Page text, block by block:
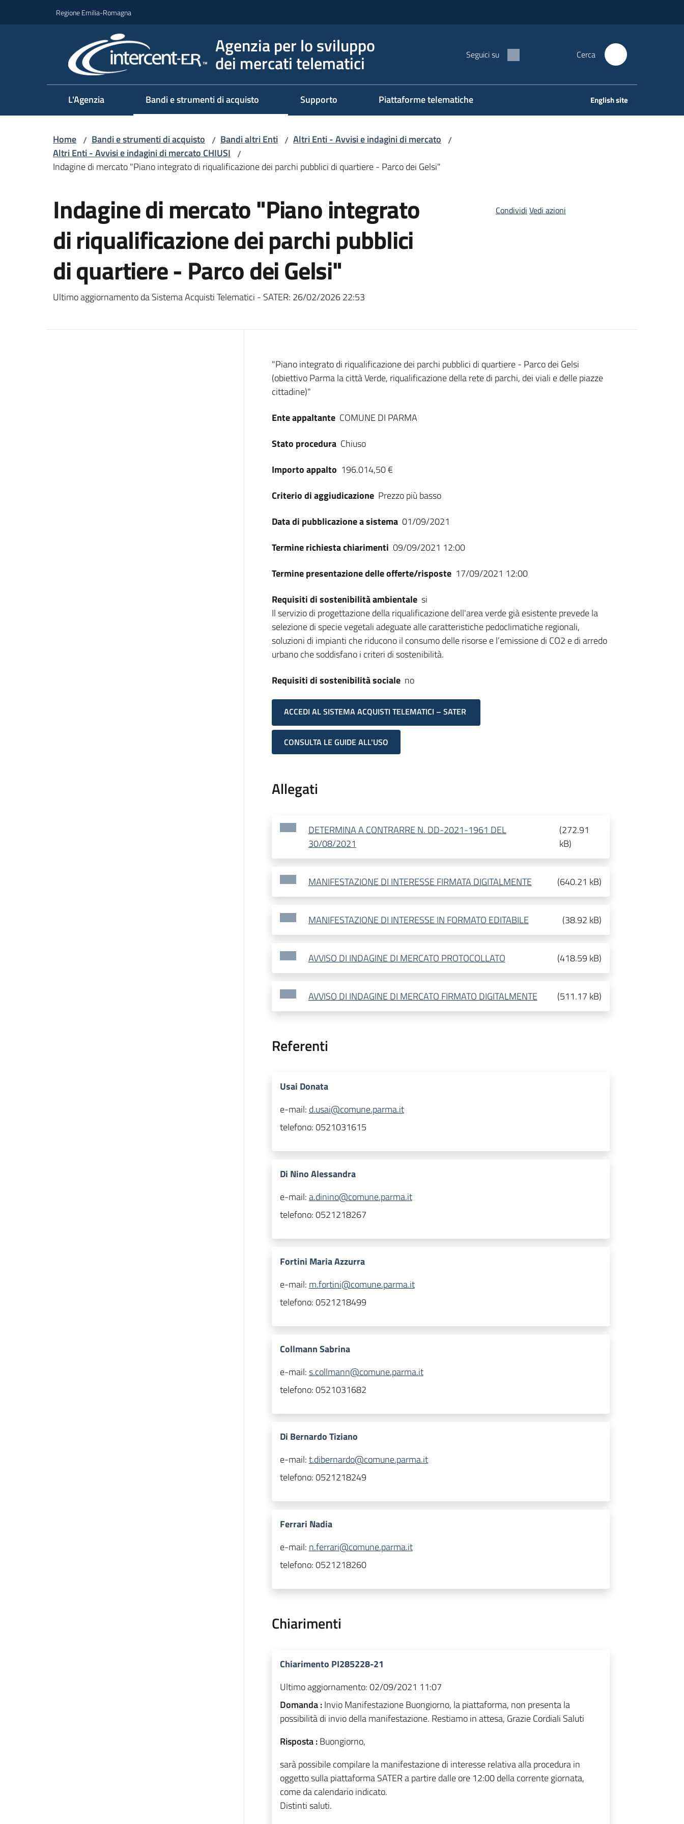
Regione Emilia-Romagna
Agenzia per lo sviluppo
dei mercati telematici Seguici su Cerca
L'Agenzia Bandi e strumenti di acquisto Supporto Piattaforme telematiche English site
Home / Bandi e strumenti di acquisto / Bandi altri Enti / Altri Enti - Avvisi e indagini di mercato /
Altri Enti - Avvisi e indagini di mercato CHIUSI /
Indagine di mercato "Piano integrato di riqualificazione dei parchi pubblici di quartiere - Parco dei Gelsi"
Indagine di mercato "Piano integrato
di riqualificazione dei parchi pubblici
di quartiere - Parco dei Gelsi"
Ultimo aggiornamento da Sistema Acquisti Telematici - SATER: 26/02/2026 22:53
Condividi Vedi azioni
Dati del bando
"Piano integrato di riqualificazione dei parchi pubblici di quartiere - Parco dei Gelsi
(obiettivo Parma la città Verde, riqualificazione della rete di parchi, dei viali e delle piazze
cittadine)"
Ente appaltante COMUNE DI PARMA
Stato procedura Chiuso
Importo appalto 196.014,50 €
Criterio di aggiudicazione Prezzo più basso
Data di pubblicazione a sistema 01/09/2021
Termine richiesta chiarimenti 09/09/2021 12:00
Termine presentazione delle offerte/risposte 17/09/2021 12:00
Requisiti di sostenibilità ambientale si
Il servizio di progettazione della riqualificazione dell'area verde già esistente prevede la
selezione di specie vegetali adeguate alle caratteristiche pedoclimatiche regionali,
soluzioni di impianti che riducono il consumo delle risorse e l’emissione di CO2 e di arredo
urbano che soddisfano i criteri di sostenibilità.
Requisiti di sostenibilità sociale no
ACCEDI AL SISTEMA ACQUISTI TELEMATICI – SATER
CONSULTA LE GUIDE ALL'USO
Allegati
DETERMINA A CONTRARRE N. DD-2021-1961 DEL
30/08/2021
(272.91
kB)
MANIFESTAZIONE DI INTERESSE FIRMATA DIGITALMENTE (640.21 kB)
MANIFESTAZIONE DI INTERESSE IN FORMATO EDITABILE (38.92 kB)
AVVISO DI INDAGINE DI MERCATO PROTOCOLLATO (418.59 kB)
AVVISO DI INDAGINE DI MERCATO FIRMATO DIGITALMENTE (511.17 kB)
Referenti
Usai Donata
e-mail: d.usai@comune.parma.it
telefono:0521031615
Di Nino Alessandra
e-mail:a.dinino@comune.parma.it
telefono:0521218267
Fortini Maria Azzurra
e-mail: m.fortini@comune.parma.it
telefono:0521218499
Collmann Sabrina
e-mail:s.collmann@comune.parma.it
telefono:0521031682
Di Bernardo Tiziano
e-mail:t.dibernardo@comune.parma.it
telefono:0521218249
Ferrari Nadia
e-mail: n.ferrari@comune.parma.it
telefono:0521218260
Chiarimenti
Chiarimento PI285228-21
Ultimo aggiornamento:02/09/2021 11:07
Domanda :Invio Manifestazione Buongiorno, la piattaforma, non presenta la
possibilità di invio della manifestazione. Restiamo in attesa, Grazie Cordiali Saluti
Risposta :Buongiorno,
sarà possibile compilare la manifestazione di interesse relativa alla procedura in
oggetto sulla piattaforma SATER a partire dalle ore 12:00 della corrente giornata,
come da calendario indicato.
Distinti saluti.